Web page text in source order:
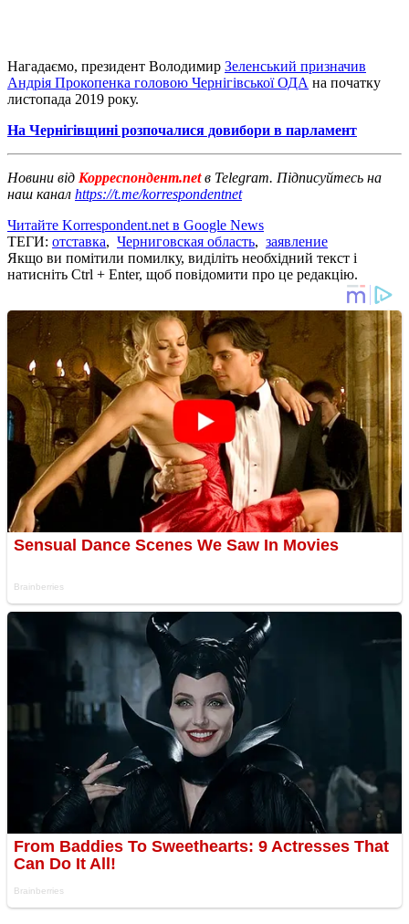
Нагадаємо, президент Володимир Зеленський призначив
Андрія Прокопенка головою Чернігівської ОДА на початку
листопада 2019 року.
На Чернігівщині розпочалися довибори в парламент
Новини від Корреспондент.netв Telegram. Підписуйтесь на
наш канал https://t.me/korrespondentnet
Читайте Korrespondent.net в Google News
ТЕГИ: отставка, Черниговская область, заявление
Якщо ви помітили помилку, виділіть необхідний текст і
натисніть Ctrl + Enter, щоб повідомити про це редакцію.